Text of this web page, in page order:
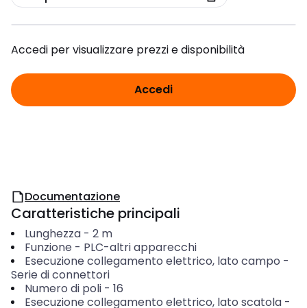
Accedi per visualizzare prezzi e disponibilità
Accedi
Documentazione
Caratteristiche principali
Lunghezza- 2 m
Funzione - PLC-altri apparecchi
Esecuzione collegamento elettrico, lato campo -
Serie di connettori
Numero di poli- 16
Esecuzione collegamento elettrico, lato scatola-